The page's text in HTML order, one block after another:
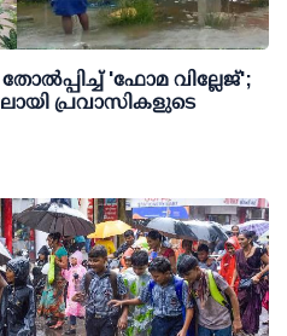
'ഫോമ വില്ലേജ്';
പ്രവാസികളുടെ